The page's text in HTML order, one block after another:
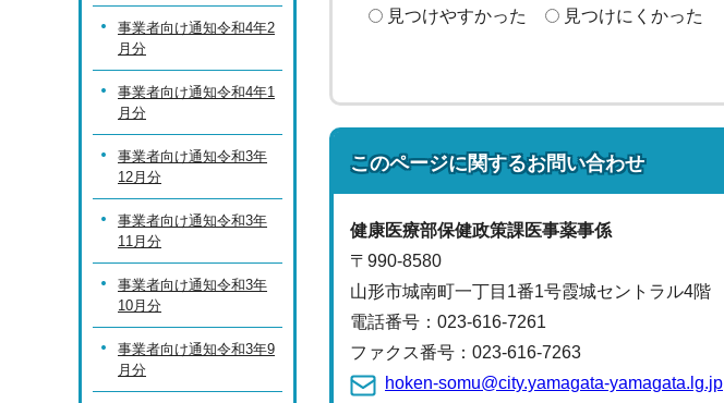
見つけやすかった
見つけにくかった
このページに関するお問い合わせ
健康医療部保健政策課医事薬事係
〒990-8580
山形市城南町一丁目1番1号霞城セントラル4階
電話番号： 023-616-7261
ファクス番号：023-616-7263
hoken-somu@city.yamagata-yamagata.lg.jp
事業者向け通知令和4年2
月分
事業者向け通知令和4年1
月分
事業者向け通知令和3年
12月分
事業者向け通知令和3年
11月分
事業者向け通知令和3年
10月分
事業者向け通知令和3年9
月分